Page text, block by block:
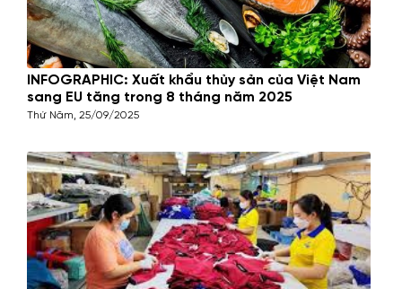
INFOGRAPHIC: Xuất khẩu thủy sản của Việt Nam
sang EU tăng trong 8 tháng năm 2025
Thứ Năm, 25/09/2025